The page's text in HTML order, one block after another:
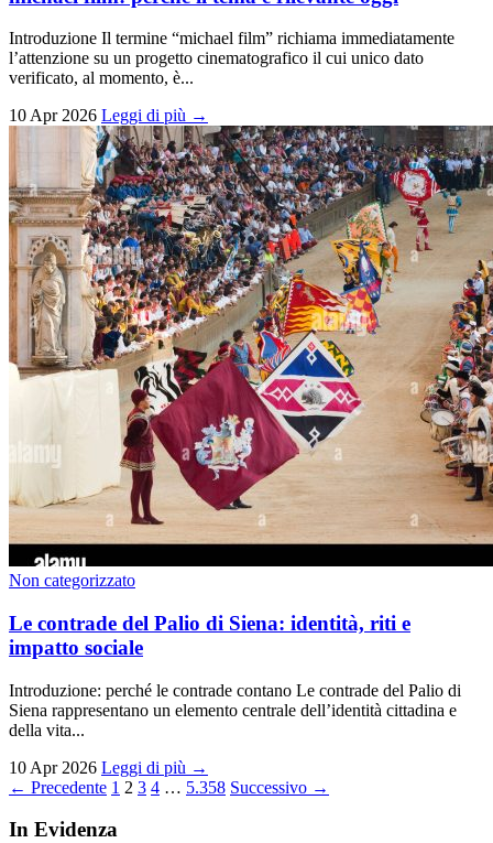
Introduzione Il termine “michael film” richiama immediatamente
l’attenzione su un progetto cinematografico il cui unico dato
verificato, al momento, è...
10 Apr 2026 Leggi di più →
Non categorizzato
Le contrade del Palio di Siena: identità, riti e
impatto sociale
Introduzione: perché le contrade contano Le contrade del Palio di
Siena rappresentano un elemento centrale dell’identità cittadina e
della vita...
10 Apr 2026 Leggi di più →
Paginazione
degli
← Precedente 1 2 3 4 … 5.358 Successivo →
In Evidenza